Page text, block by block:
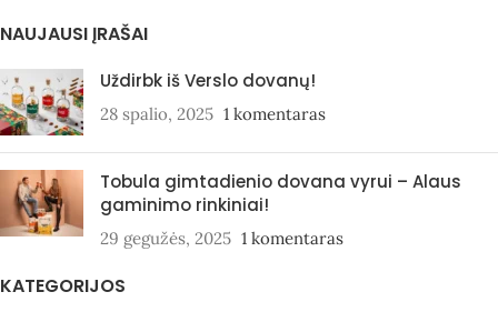
NAUJAUSI ĮRAŠAI
Uždirbk iš Verslo dovanų!
28 spalio, 2025 1 komentaras
Tobula gimtadienio dovana vyrui – Alaus
gaminimo rinkiniai!
29 gegužės, 2025 1 komentaras
KATEGORIJOS